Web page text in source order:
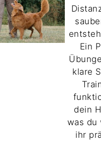
Ein
klare
dein
was du
ihr